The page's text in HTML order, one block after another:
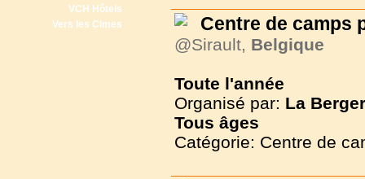
VCH Hôtels
Vers les Cimes
Centre de camps
@Sirault, Belgique
Toute l'année
Organisé par: La
Tous âges
Catégorie: Centre de